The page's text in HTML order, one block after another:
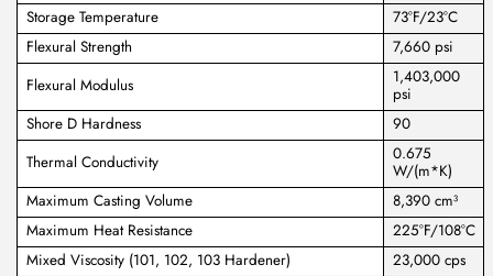
Storage Temperature
73°F/23°C
Flexural Strength
7,660 psi
Flexural Modulus
1,403,000
psi
Shore D Hardness
90
Thermal Conductivity
0.675
W/(m*K)
Maximum Casting Volume
8,390 cm³
Maximum Heat Resistance
225°F/108°C
Mixed Viscosity (101, 102, 103 Hardener)
23,000 cps